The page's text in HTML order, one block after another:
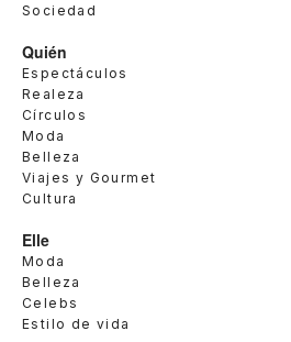
Sociedad
Quién
Espectáculos
Realeza
Círculos
Moda
Belleza
Viajes y Gourmet
Cultura
Elle
Moda
Belleza
Celebs
Estilo de vida